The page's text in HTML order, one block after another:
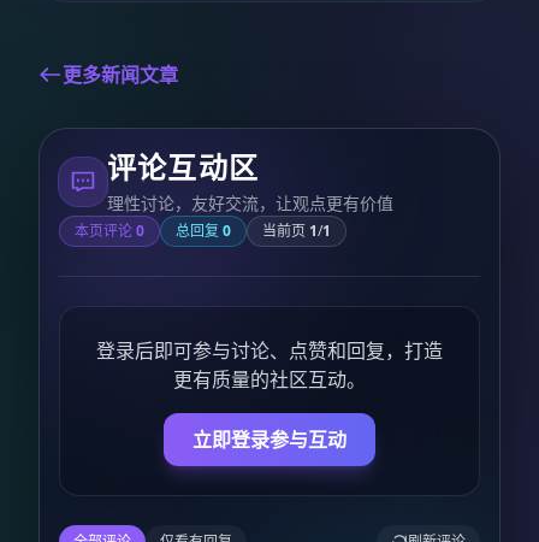
更多新闻文章
评论互动区
理性讨论，友好交流，让观点更有价值
本页评论0 总回复 0 当前页 1/1
登录后即可参与讨论、点赞和回复，打造
更有质量的社区互动。
立即登录参与互动